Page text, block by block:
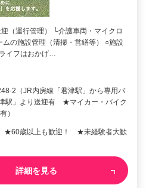
（運行管理） └介護車両・マイクロ
の施設管理（清掃・営繕等） ○施設
イフはおかげ…
2（JR内房線「君津駅」から専用バ
駅」より送迎有 ★マイカー・バイク
）
★60歳以上も歓迎！ ★未経験者大歓
詳細を見る